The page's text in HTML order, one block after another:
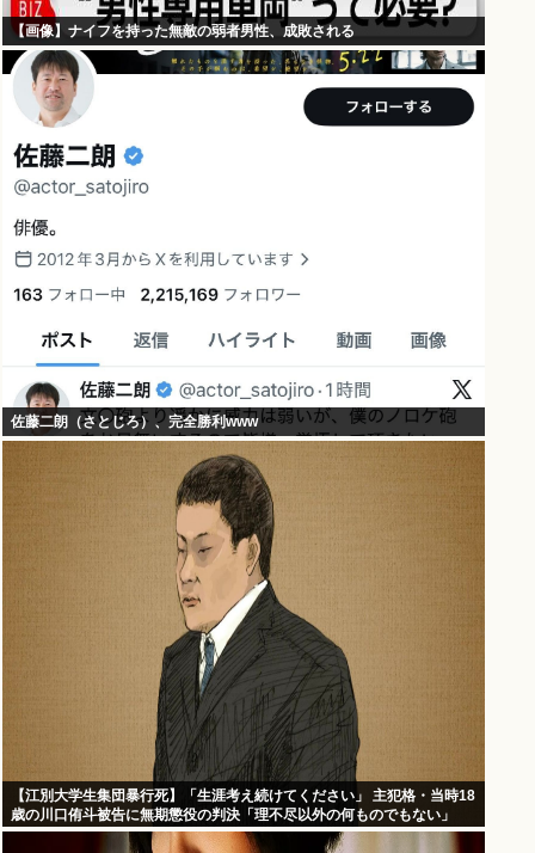
【画像】ナイフを持った無敵の弱者男性、成敗される
佐藤二朗（さとじろ）、完全勝利www
【江別大学生集団暴行死】「生涯考え続けてください」 主犯格・当時18
歳の川口侑斗被告に無期懲役の判決「理不尽以外の何ものでもない」